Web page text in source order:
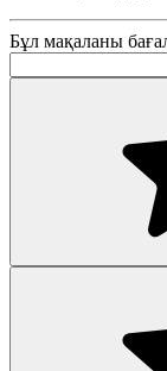
Бұл мақаланы